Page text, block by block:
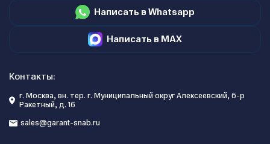
Написать в Whatsapp
Написать в MAX
Контакты:
г. Москва, вн. тер. г. Муниципальный округ Алексеевский, б-р
Ракетный, д. 16
sales@garant-snab.ru